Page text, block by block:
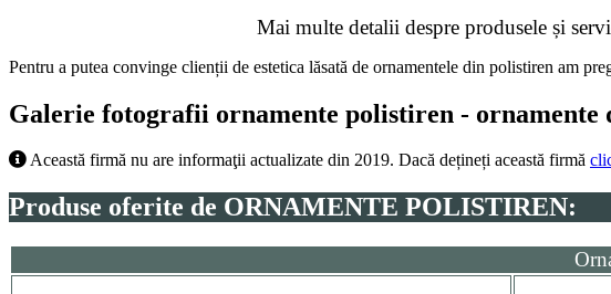
Mai multe detalii despre produsele și
Pentru a putea convinge clienții de estetica lăsată de ornamentele din polistiren am
Galerie fotografii ornamente polistiren -
Această firmă nu are informaţii actualizate din 2019. Dacă dețineți această firmă
Produse oferite de ORNAMENTE POLISTIREN: